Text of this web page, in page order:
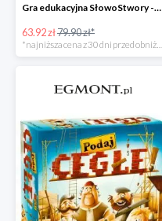
Gra edukacyjna SłowoStwory -20%
63.92 zł79.90 zł*